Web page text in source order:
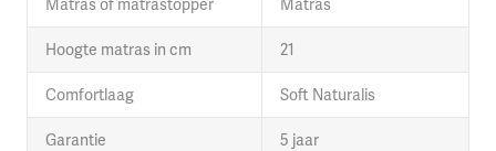
Hoogte matras in cm 21
Comfortlaag Soft Naturalis
Garantie 5 jaar